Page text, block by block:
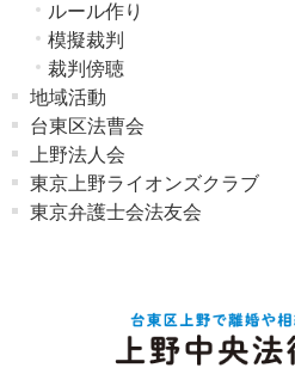
ルール作り
模擬裁判
裁判傍聴
地域活動
台東区法曹会
上野法人会
東京上野ライオンズクラブ
東京弁護士会法友会